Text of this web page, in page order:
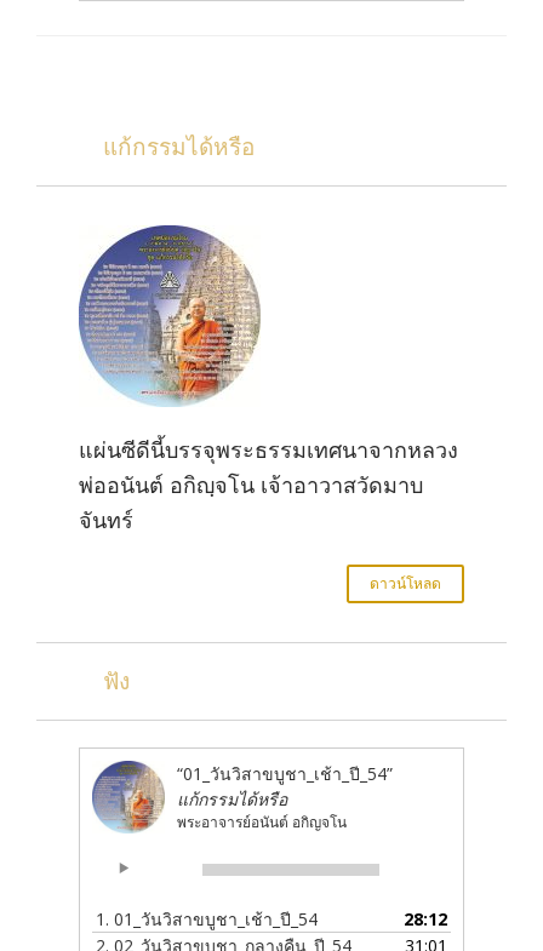
แก้กรรมได้หรือ
แผ่นซีดีนี้บรรจุพระธรรมเทศนาจากหลวง
พ่ออนันต์ อกิญฺจโน เจ้าอาวาสวัดมาบ
จันทร์
ดาวน์โหลด
ฟัง
“01_วันวิสาขบูชา_เช้า_ปี_54”
แก้กรรมได้หรือ
พระอาจารย์อนันต์ อกิญจโน
1. 01_วันวิสาขบูชา_เช้า_ปี_54
28:12
2. 02_วันวิสาขบูชา_กลางคืน_ปี_54
31:01